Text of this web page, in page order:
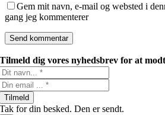
Gem mit navn, e-mail og websted i
gang jeg kommenterer
Tilmeld dig vores nyhedsbrev for at
Tilmeld
Tak for din besked. Den er sendt.